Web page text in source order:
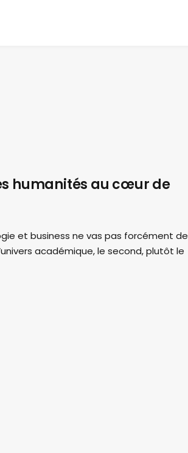
humanités au cœur de
et business ne vas pas forcément de
académique, le second, plutôt le